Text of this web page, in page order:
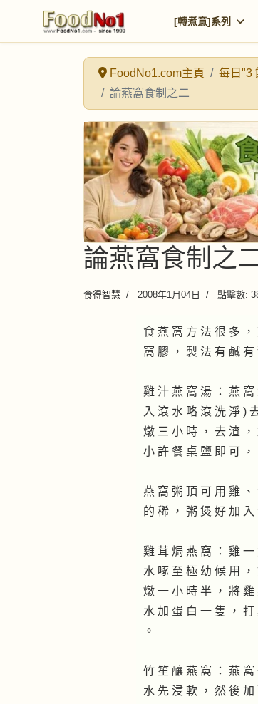
[轉煮意]系列
FoodNo1.com主頁 每日"3
論燕窩食制之二
論燕窩食制之
食得智慧 2008年1月04日 點擊數:
食 燕 窩 方 法 很 多
窩 膠 ， 製 法 有 鹹 有
雞 汁 燕 窩 湯 ： 燕
入 滾 水 略 滾 洗 淨 )
燉 三 小 時 ， 去 渣
小 許 餐 桌 鹽 即 可 ，
燕 窩 粥 頂 可 用 雞
的 稀 ， 粥 煲 好 加
雞 茸 焗 燕 窩 ： 雞
水 啄 至 極 幼 候 用
燉 一 小 時 半 ， 將
水 加 蛋 白 一 隻 ，
。
竹 笙 釀 燕 窩 ： 燕
水 先 浸 軟 ， 然 後